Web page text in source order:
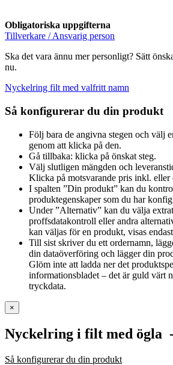
Obligatoriska uppgifterna
Tillverkare / Ansvarig person
Ska det vara ännu mer personligt? Sätt
nu.
Nyckelring filt med valfritt namn
Så konfigurerar du din produkt
Följ bara de angivna stegen och välj
genom att klicka på den.
Gå tillbaka: klicka på önskat steg.
Välj slutligen mängden och
Klicka på motsvarande pris inkl. eller
I spalten ”Din produkt” kan du
produktegenskaper som du har
Under ”Alternativ” kan du välja
proffsdatakontroll eller andra
kan väljas för en produkt, visas
Till sist skriver du ett ordernamn,
din dataöverföring och lägger din
Glöm inte att ladda ner det
informationsbladet – det är guld värt
tryckdata.
×
Nyckelring i filt med ögla
Så konfigurerar du din produkt